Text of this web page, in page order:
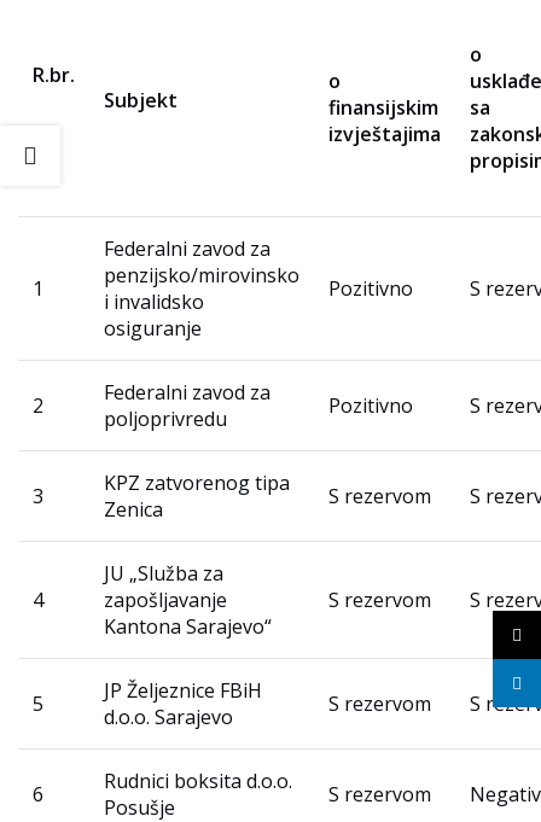
R.br.
Subjekt
o
finansijskim
izvještajima
o
sa
1
Federalni zavod za
penzijsko/mirovinsko
i invalidsko
osiguranje
Pozitivno S
2
Federalni zavod za
poljoprivredu
Pozitivno S
3
KPZ zatvorenog tipa
Zenica
S rezervom S
4
JU „Služba za
zapošljavanje
Kantona Sarajevo“
S rezervom S
5
JP Željeznice FBiH
d.o.o. Sarajevo
S rezervom S
6
Rudnici boksita d.o.o.
Posušje
S rezervom